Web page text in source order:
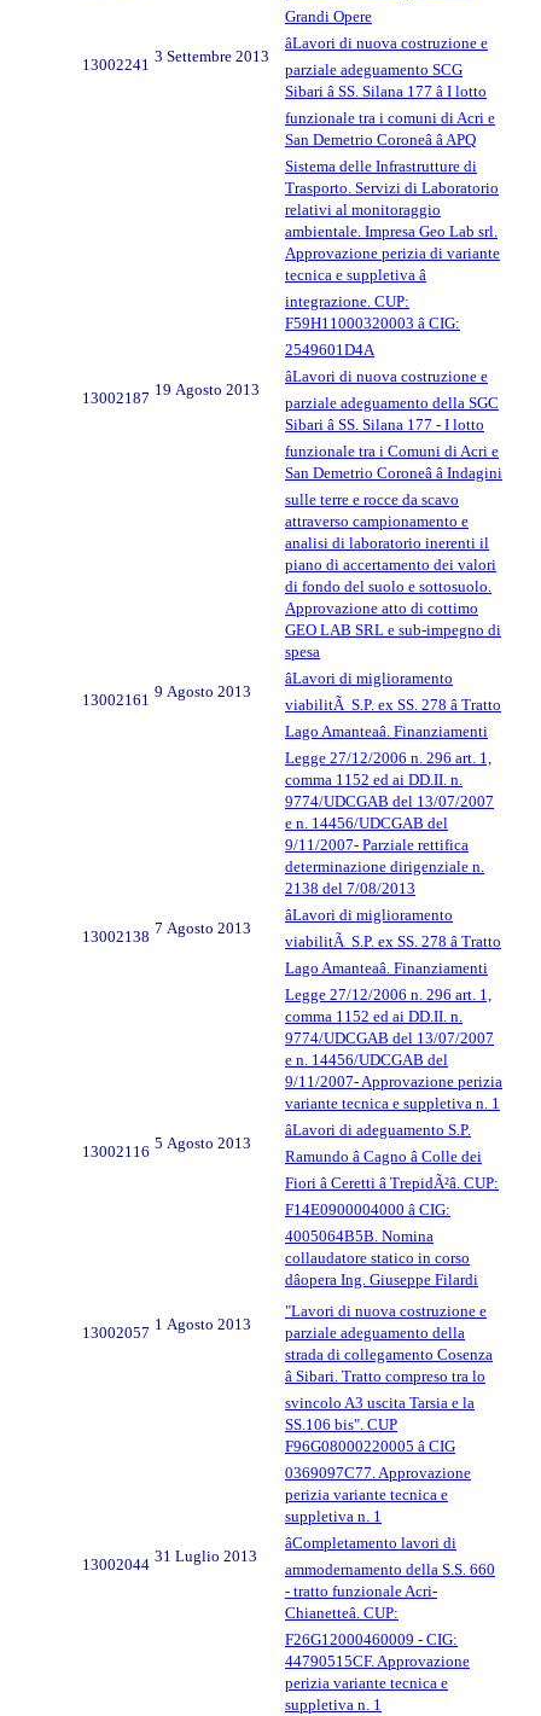
Grandi Opere
13002241 3 Settembre 2013
âLavori di nuova costruzione e
parziale adeguamento SCG
Sibari â SS. Silana 177 â I lotto
funzionale tra i comuni di Acri e
San Demetrio Coroneâ â APQ
Sistema delle Infrastrutture di
Trasporto. Servizi di Laboratorio
relativi al monitoraggio
ambientale. Impresa Geo Lab srl.
Approvazione perizia di variante
tecnica e suppletiva â
integrazione. CUP:
F59H11000320003 â CIG:
2549601D4A
13002187 19 Agosto 2013
âLavori di nuova costruzione e
parziale adeguamento della SGC
Sibari â SS. Silana 177 - I lotto
funzionale tra i Comuni di Acri e
San Demetrio Coroneâ â Indagini
sulle terre e rocce da scavo
attraverso campionamento e
analisi di laboratorio inerenti il
piano di accertamento dei valori
di fondo del suolo e sottosuolo.
Approvazione atto di cottimo
GEO LAB SRL e sub-impegno di
spesa
13002161 9 Agosto 2013
âLavori di miglioramento
viabilitÃ S.P. ex SS. 278 â Tratto
Lago Amanteaâ. Finanziamenti
Legge 27/12/2006 n. 296 art. 1,
comma 1152 ed ai DD.II. n.
9774/UDCGAB del 13/07/2007
e n. 14456/UDCGAB del
9/11/2007- Parziale rettifica
determinazione dirigenziale n.
2138 del 7/08/2013
13002138 7 Agosto 2013
âLavori di miglioramento
viabilitÃ S.P. ex SS. 278 â Tratto
Lago Amanteaâ. Finanziamenti
Legge 27/12/2006 n. 296 art. 1,
comma 1152 ed ai DD.II. n.
9774/UDCGAB del 13/07/2007
e n. 14456/UDCGAB del
9/11/2007- Approvazione perizia
variante tecnica e suppletiva n. 1
13002116 5 Agosto 2013
âLavori di adeguamento S.P.
Ramundo â Cagno â Colle dei
Fiori â Ceretti â TrepidÃ²â. CUP:
F14E0900004000 â CIG:
4005064B5B. Nomina
collaudatore statico in corso
dâopera Ing. Giuseppe Filardi
13002057 1 Agosto 2013
"Lavori di nuova costruzione e
parziale adeguamento della
strada di collegamento Cosenza
â Sibari. Tratto compreso tra lo
svincolo A3 uscita Tarsia e la
SS.106 bis". CUP
F96G08000220005 â CIG
0369097C77. Approvazione
perizia variante tecnica e
suppletiva n. 1
13002044 31 Luglio 2013
âCompletamento lavori di
ammodernamento della S.S. 660
- tratto funzionale Acri-
Chianetteâ. CUP:
F26G12000460009 - CIG:
44790515CF. Approvazione
perizia variante tecnica e
suppletiva n. 1